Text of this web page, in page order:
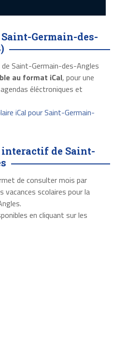
Germain-des-
Saint-Germain-des-Angles
au format iCal, pour une
éléctroniques et
iCal pour Saint-Germain-
de Saint-
de consulter mois par
scolaires pour la
en cliquant sur les